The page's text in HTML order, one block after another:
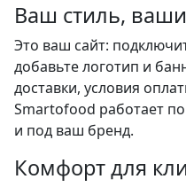
Ваш стиль,
Это ваш сайт:
добавьте логотип и
доставки, условия
Smartofood работает
и под ваш бренд.
Комфорт для